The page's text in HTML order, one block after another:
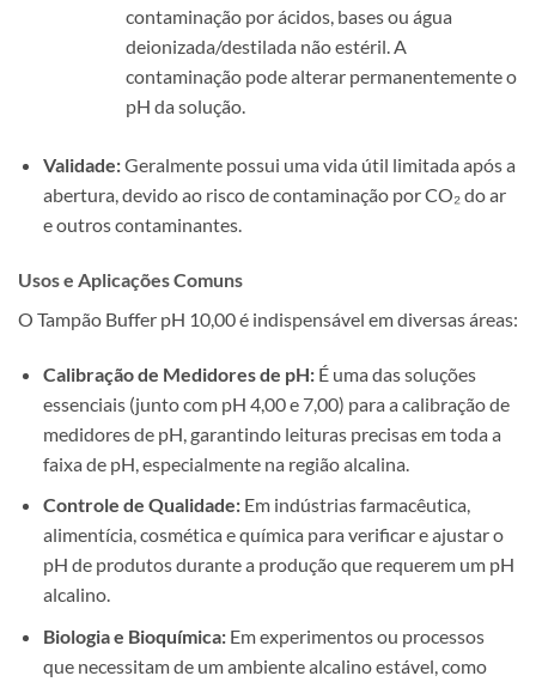
contaminação por ácidos, bases ou água
deionizada/destilada não estéril. A
contaminação pode alterar permanentemente o
pH da solução.
Validade:Geralmente possui uma vida útil limitada após a
abertura, devido ao risco de contaminação por CO₂ do ar
e outros contaminantes.
Usos e Aplicações Comuns
O Tampão Buffer pH 10,00 é indispensável em diversas áreas:
Calibração de Medidores de pH:É uma das soluções
essenciais (junto com pH 4,00 e 7,00) para a calibração de
medidores de pH, garantindo leituras precisas em toda a
faixa de pH, especialmente na região alcalina.
Controle de Qualidade:Em indústrias farmacêutica,
alimentícia, cosmética e química para verificar e ajustar o
pH de produtos durante a produção que requerem um pH
alcalino.
Biologia e Bioquímica:Em experimentos ou processos
que necessitam de um ambiente alcalino estável, como